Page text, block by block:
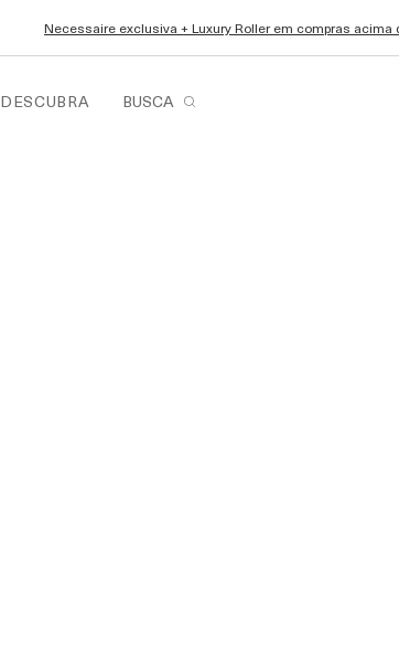
Necessaire exclusiva + Luxury Roller em compras acima
DESCUBRA BUSCA